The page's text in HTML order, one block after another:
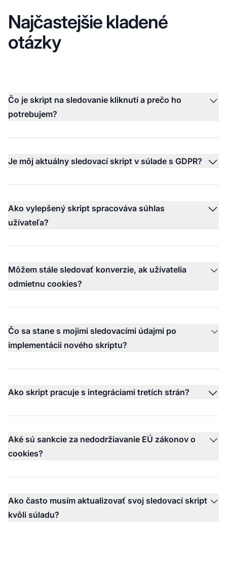
Najčastejšie kladené
otázky
Čo je skript na sledovanie kliknutí a prečo ho
potrebujem?
Je môj aktuálny sledovací skript v súlade s GDPR?
Ako vylepšený skript spracováva súhlas
užívateľa?
Môžem stále sledovať konverzie, ak užívatelia
odmietnu cookies?
Čo sa stane s mojimi sledovacími údajmi po
implementácii nového skriptu?
Ako skript pracuje s integráciami tretích strán?
Aké sú sankcie za nedodržiavanie EÚ zákonov o
cookies?
Ako často musím aktualizovať svoj sledovací skript
kvôli súladu?